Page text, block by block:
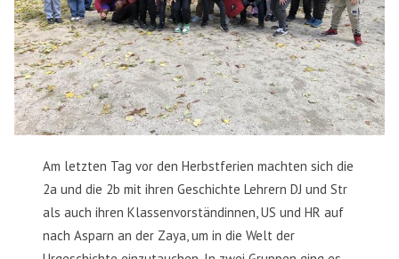
Am letzten Tag vor den Herbstferien machten sich die
2a und die 2b mit ihren Geschichte Lehrern DJ und Str
als auch ihren Klassenvorständinnen, US und HR auf
nach Asparn an der Zaya, um in die Welt der